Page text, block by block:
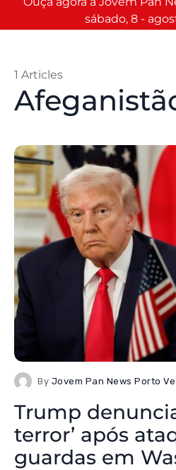
sábado, 8 -
1 Articles
By Jovem Pan News Porto
Trump
terror’ após
guardas em